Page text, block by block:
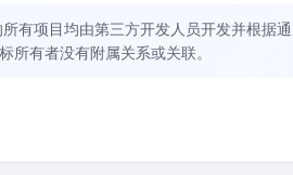
有项目均由第三方开发人员开发并根据
所有者没有附属关系或关联。